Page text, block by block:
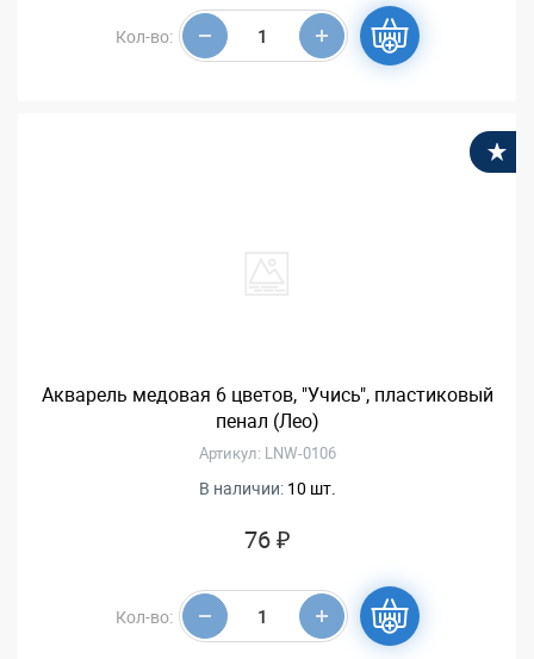
Кол-во:
Акварель медовая 6 цветов, "Учись", пластиковый
пенал (Лео)
Артикул: LNW-0106
В наличии: 10 шт.
76 ₽
Кол-во: